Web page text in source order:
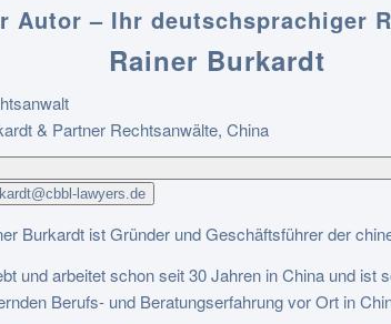
Autor – Ihr deutschsprachiger
Rainer Burkardt
& Partner Rechtsanwälte, China
lawyers.de
Burkardt ist Gründer und Geschäftsführer der
und arbeitet schon seit 30 Jahren in China und
Berufs- und Beratungserfahrung vor Ort in